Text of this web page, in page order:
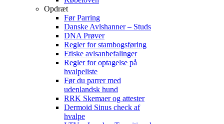
Opdræt
Før Parring
Danske Avlshanner – Studs
DNA Prøver
Regler for stambogsføring
Etiske avlsanbefalinger
Regler for optagelse på
hvalpeliste
Før du parrer med
udenlandsk hund
RRK Skemaer og attester
Dermoid Sinus check af
hvalpe